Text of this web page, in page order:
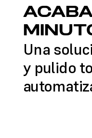
Una
y pulido